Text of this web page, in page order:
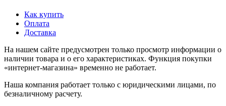
Как купить
Оплата
Доставка
На нашем сайте предусмотрен только просмотр информации о
наличии товара и о его характеристиках. Функция покупки
«интернет-магазина» временно не работает.
Наша компания работает только с юридическими лицами, по
безналичному расчету.